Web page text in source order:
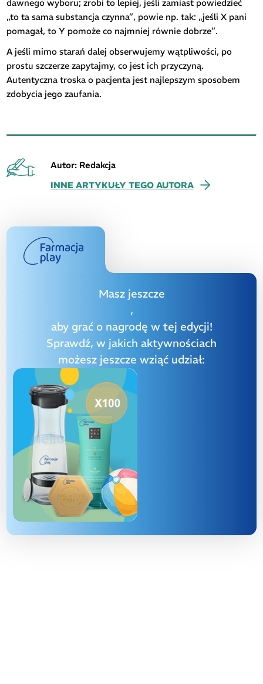
dawnego wyboru; zrobi to lepiej, jeśli zamiast powiedzieć
„to ta sama substancja czynna”, powie np. tak: „jeśli X pani
pomagał, to Y pomoże co najmniej równie dobrze”.
A jeśli mimo starań dalej obserwujemy wątpliwości, po
prostu szczerze zapytajmy, co jest ich przyczyną.
Autentyczna troska o pacjenta jest najlepszym sposobem
zdobycia jego zaufania.
Autor: Redakcja
INNE ARTYKUŁY TEGO AUTORA
Masz jeszcze
,
aby grać o nagrodę w tej edycji!
Sprawdź, w jakich aktywnościach
możesz jeszcze wziąć udział: